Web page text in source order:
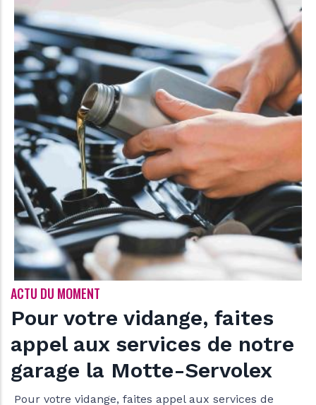
faites
de notre
Servolex
appel aux services de
Quand faut-
entretien
Indispensable pour
voiture, unentretien
manière régulière. Il
faire cette révision par
disposera des
adéquat. Si vous avez
optimale séparant deux
Le garage Berthollet
article.
LIRE LA SUITE